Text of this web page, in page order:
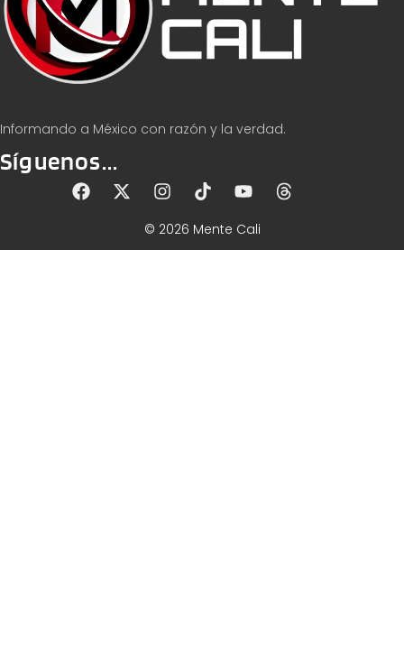
Informando a México con razón y la verdad.
Síguenos...
© 2026 Mente Cali